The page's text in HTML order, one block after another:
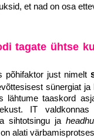
et nad on osa
tagate ühtse
põhifaktor just nimelt
sünergiat
taaskord
IT
sihtotsingu ja
alati